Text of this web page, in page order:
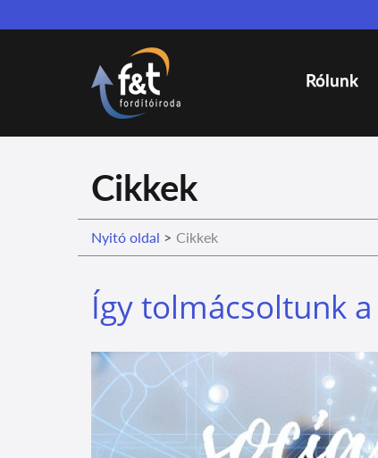
Rólunk
Cikkek
Nyitó oldal > Cikkek
Így tolmácsoltunk